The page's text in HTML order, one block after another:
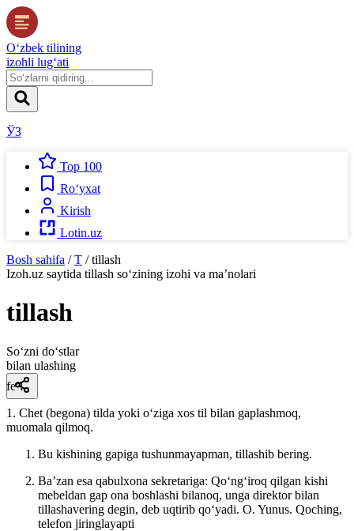
O‘zbek tilining
izohli lug‘ati
ЎЗ
Top 100
Ro‘yxat
Kirish
Lotin.uz
Bosh sahifa / T / tillash
Izoh.uz saytida tillash so‘zining izohi va ma’nolari
tillash
So‘zni do‘stlar
bilan ulashing
fe’l
1. Chet (begona) tilda yoki oʻziga xos til bilan gaplashmoq,
muomala qilmoq.
Bu kishining gapiga tushunmayapman, tillashib bering.
Baʼzan esa qabulxona sekretariga: Qoʻngʻiroq qilgan kishi
mebeldan gap ona boshlashi bilanoq, unga direktor bilan
tillashavering degin, deb uqtirib qoʻyadi. O. Yunus. Qoching,
telefon jiringlayapti